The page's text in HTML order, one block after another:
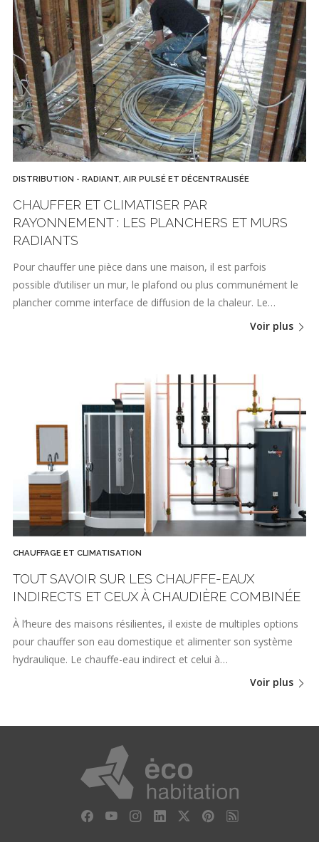
DISTRIBUTION - RADIANT, AIR PULSÉ ET DÉCENTRALISÉE
CHAUFFER ET CLIMATISER PAR
RAYONNEMENT : LES PLANCHERS ET MURS
RADIANTS
Pour chauffer une pièce dans une maison, il est parfois
possible d’utiliser un mur, le plafond ou plus communément le
plancher comme interface de diffusion de la chaleur. Le…
Voir plus
CHAUFFAGE ET CLIMATISATION
TOUT SAVOIR SUR LES CHAUFFE-EAUX
INDIRECTS ET CEUX À CHAUDIÈRE COMBINÉE
À l’heure des maisons résilientes, il existe de multiples options
pour chauffer son eau domestique et alimenter son système
hydraulique. Le chauffe-eau indirect et celui à…
Voir plus